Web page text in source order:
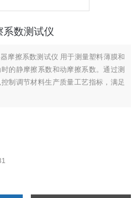
数测试仪
摩擦系数测试仪 用于测量塑料薄膜和
的静摩擦系数和动摩擦系数。通过测
制调节材料生产质量工艺指标，满足
合带、输送带、木材、涂层、刹车